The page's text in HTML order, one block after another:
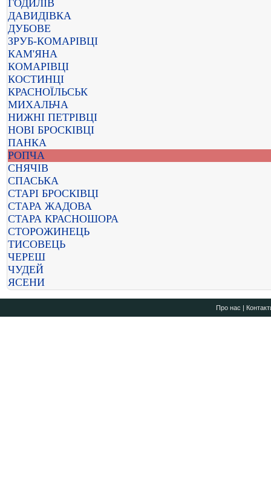
ГОДИЛІВ
ДАВИДІВКА
ДУБОВЕ
ЗРУБ-КОМАРІВЦІ
КАМ'ЯНА
КОМАРІВЦІ
КОСТИНЦІ
КРАСНОЇЛЬСЬК
МИХАЛЬЧА
НИЖНІ ПЕТРІВЦІ
НОВІ БРОСКІВЦІ
ПАНКА
РОПЧА
СНЯЧІВ
СПАСЬКА
СТАРІ БРОСКІВЦІ
СТАРА ЖАДОВА
СТАРА КРАСНОШОРА
СТОРОЖИНЕЦЬ
ТИСОВЕЦЬ
ЧЕРЕШ
ЧУДЕЙ
ЯСЕНИ
Про нас |